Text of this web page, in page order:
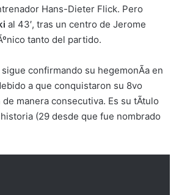
Hans-Dieter Flick. Pero
al 43′, tras un centro de Jerome
tanto del partido.
confirmando su hegemonÃ­a en
a que conquistaron su 8vo
manera consecutiva. Es su tÃ­tulo
(29 desde que fue nombrado